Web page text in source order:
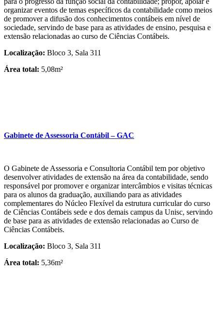
organizar eventos de temas específicos da contabilidade como meios
de promover a difusão dos conhecimentos contábeis em nível de
sociedade, servindo de base para as atividades de ensino, pesquisa e
extensão relacionadas ao curso de Ciências Contábeis.
Localização: Bloco 3, Sala 311
Área total: 5,08m²
Gabinete de Assessoria Contábil – GAC
O Gabinete de Assessoria e Consultoria Contábil tem por objetivo
desenvolver atividades de extensão na área da contabilidade, sendo
responsável por promover e organizar intercâmbios e visitas técnicas
para os alunos da graduação, auxiliando para as atividades
complementares do Núcleo Flexível da estrutura curricular do curso
de Ciências Contábeis sede e dos demais campus da Unisc, servindo
de base para as atividades de extensão relacionadas ao Curso de
Ciências Contábeis.
Localização: Bloco 3, Sala 311
Área total: 5,36m²